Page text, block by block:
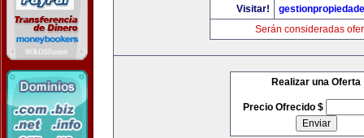
Visitar!
Serán consideradas
Realizar una Oferta
Precio Ofrecido $